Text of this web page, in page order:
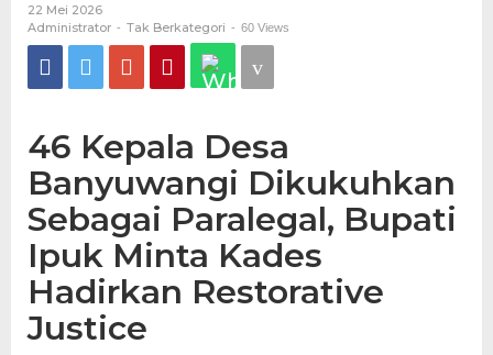
22 Mei 2026Oleh
Administrator
Administrator - Tak Berkategori - 60 Views
46 Kepala Desa
Banyuwangi Dikukuhkan
Sebagai Paralegal, Bupati
Ipuk Minta Kades
Hadirkan Restorative
Justice